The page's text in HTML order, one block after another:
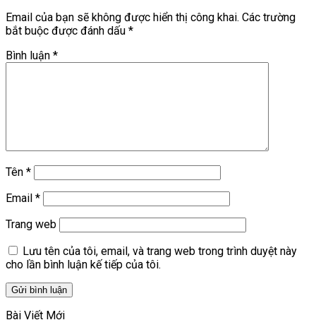
Email của bạn sẽ không được hiển thị công khai. Các trường
bắt buộc được đánh dấu *
Bình luận *
Tên *
Email *
Trang web
Lưu tên của tôi, email, và trang web trong trình duyệt này
cho lần bình luận kế tiếp của tôi.
Bài Viết Mới